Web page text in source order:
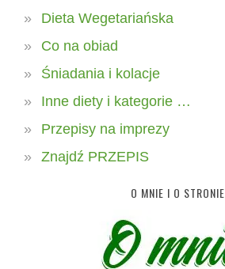
Dieta Wegetariańska
Co na obiad
Śniadania i kolacje
Inne diety i kategorie …
Przepisy na imprezy
Znajdź PRZEPIS
O MNIE I O STRONIE